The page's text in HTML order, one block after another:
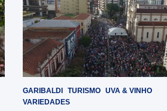
GARIBALDI TURISMO UVA & VINHO
VARIEDADES